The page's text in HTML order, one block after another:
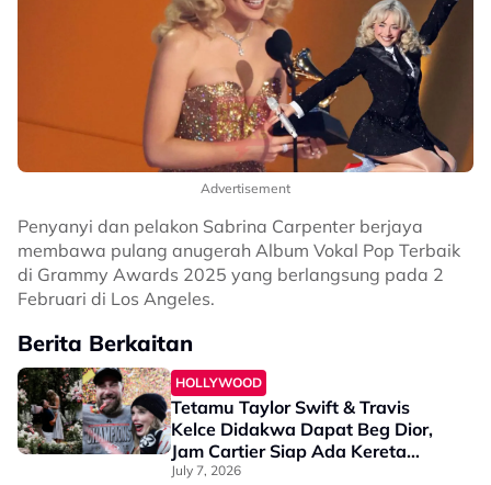
Advertisement
Penyanyi dan pelakon Sabrina Carpenter berjaya
membawa pulang anugerah Album Vokal Pop Terbaik
di Grammy Awards 2025 yang berlangsung pada 2
Februari di Los Angeles.
Berita Berkaitan
HOLLYWOOD
Tetamu Taylor Swift & Travis
Kelce Didakwa Dapat Beg Dior,
Jam Cartier Siap Ada Kereta
Klasik!
July 7, 2026